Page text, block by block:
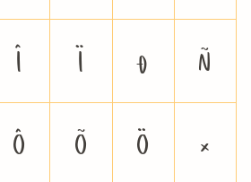
Î Ï Ð
Ñ
Ô Õ Ö
×